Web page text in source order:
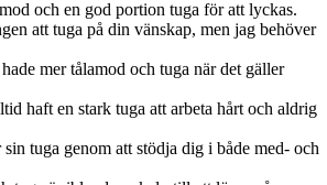
och en god portion tuga för att lyckas.
att tuga på din vänskap, men jag behöver
mer tålamod och tuga när det gäller
haft en stark tuga att arbeta hårt och aldrig
tuga genom att stödja dig i både med- och